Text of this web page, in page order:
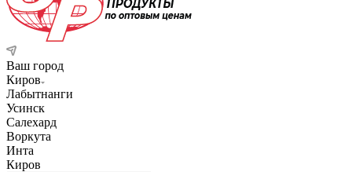
Ваш город
Киров
Лабытнанги
Усинск
Салехард
Воркута
Инта
Киров